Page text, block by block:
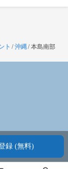
録 (無料)
ト /沖縄/本島南部